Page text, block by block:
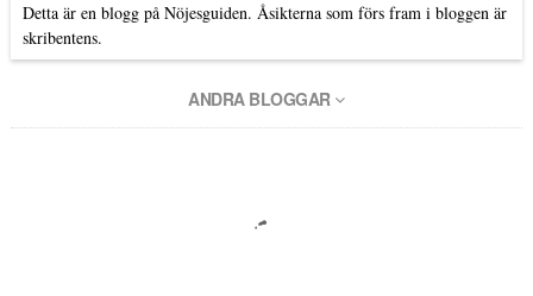
Detta är en blogg på Nöjesguiden. Åsikterna som förs fram i bloggen är
skribentens.
ANDRA BLOGGAR